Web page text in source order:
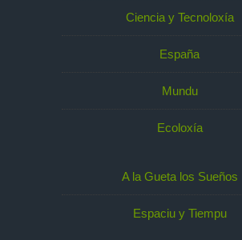
Ciencia y Tecnoloxía
España
Mundu
Ecoloxía
A la Gueta los Sueños
Espaciu y Tiempu